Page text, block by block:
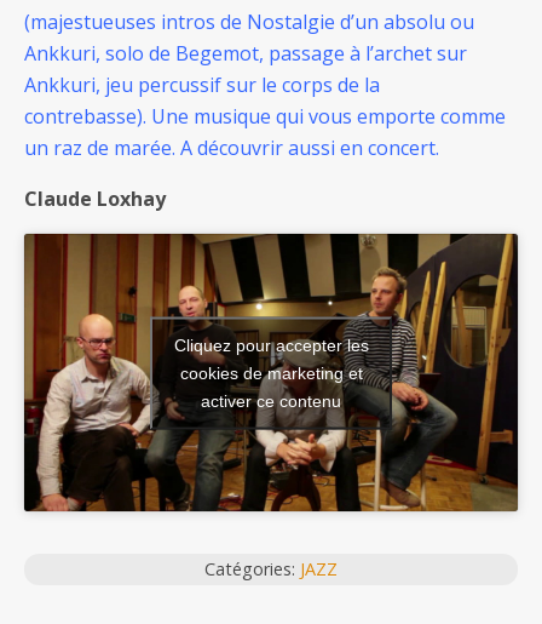
(majestueuses intros de Nostalgie d’un absolu ou
Ankkuri, solo de Begemot, passage à l’archet sur
Ankkuri, jeu percussif sur le corps de la
contrebasse). Une musique qui vous emporte comme
un raz de marée. A découvrir aussi en concert.
Claude Loxhay
Cliquez pour accepter les
cookies de marketing et
activer ce contenu
Catégories: JAZZ